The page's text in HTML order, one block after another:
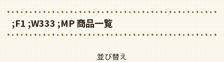
;F1 ;W333 ;MP 商品一覧
並び替え